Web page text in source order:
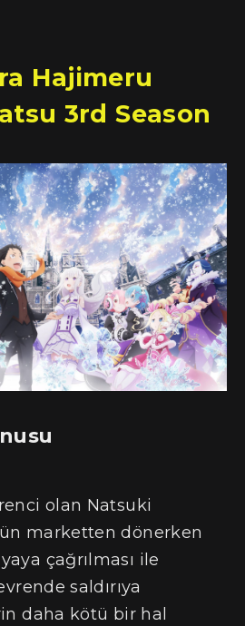
Hajimeru
3rd Season
olan Natsuki
marketten dönerken
çağrılması ile
saldırıya
daha kötü bir hal